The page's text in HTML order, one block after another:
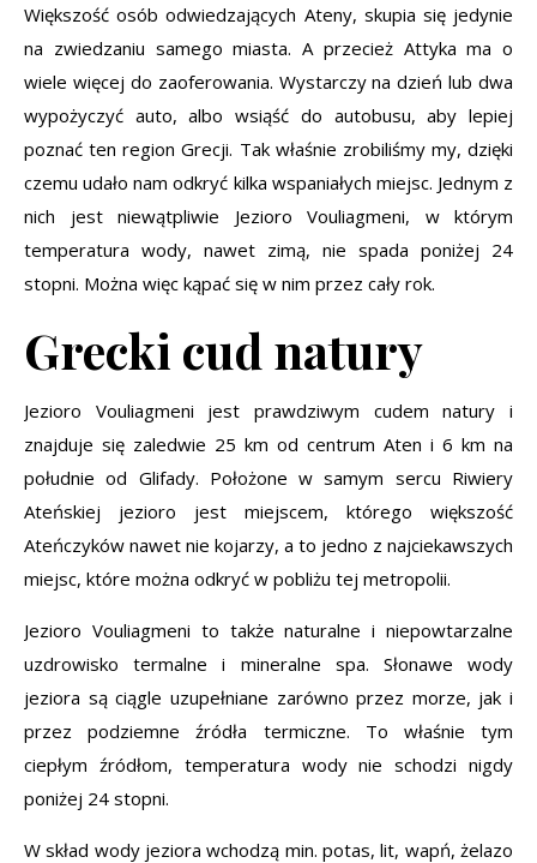
Większość osób odwiedzających Ateny, skupia się jedynie
na zwiedzaniu samego miasta. A przecież Attyka ma o
wiele więcej do zaoferowania. Wystarczy na dzień lub dwa
wypożyczyć auto, albo wsiąść do autobusu, aby lepiej
poznać ten region Grecji. Tak właśnie zrobiliśmy my, dzięki
czemu udało nam odkryć kilka wspaniałych miejsc. Jednym z
nich jest niewątpliwie Jezioro Vouliagmeni, w którym
temperatura wody, nawet zimą, nie spada poniżej 24
stopni. Można więc kąpać się w nim przez cały rok.
Grecki cud natury
Jezioro Vouliagmeni jest prawdziwym cudem natury i
znajduje się zaledwie 25 km od centrum Aten i 6 km na
południe od Glifady. Położone w samym sercu Riwiery
Ateńskiej jezioro jest miejscem, którego większość
Ateńczyków nawet nie kojarzy, a to jedno z najciekawszych
miejsc, które można odkryć w pobliżu tej metropolii.
Jezioro Vouliagmeni to także naturalne i niepowtarzalne
uzdrowisko termalne i mineralne spa. Słonawe wody
jeziora są ciągle uzupełniane zarówno przez morze, jak i
przez podziemne źródła termiczne. To właśnie tym
ciepłym źródłom, temperatura wody nie schodzi nigdy
poniżej 24 stopni.
W skład wody jeziora wchodzą min. potas, lit, wapń, żelazo